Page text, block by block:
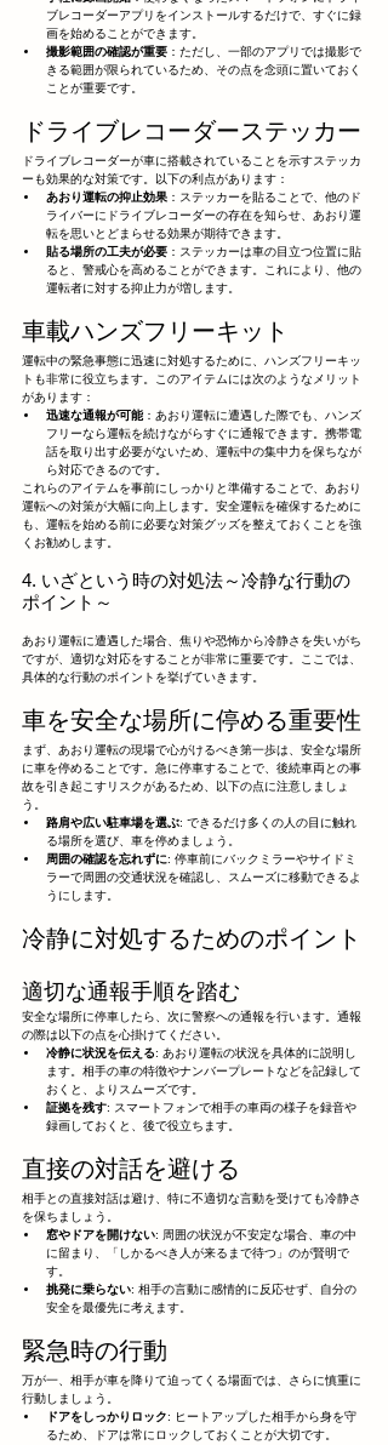
ブレコーダーアプリをインストールするだけで、すぐに録
画を始めることができます。
撮影範囲の確認が重要 ：ただし、一部のアプリでは撮影で
きる範囲が限られているため、その点を念頭に置いておく
ことが重要です。
ドライブレコーダーステッカー
ドライブレコーダーが車に搭載されていることを示すステッカ
ーも効果的な対策です。以下の利点があります：
あおり運転の抑止効果 ：ステッカーを貼ることで、他のド
ライバーにドライブレコーダーの存在を知らせ、あおり運
転を思いとどまらせる効果が期待できます。
貼る場所の工夫が必要 ：ステッカーは車の目立つ位置に貼
ると、警戒心を高めることができます。これにより、他の
運転者に対する抑止力が増します。
車載ハンズフリーキット
運転中の緊急事態に迅速に対処するために、ハンズフリーキッ
トも非常に役立ちます。このアイテムには次のようなメリット
があります：
迅速な通報が可能 ：あおり運転に遭遇した際でも、ハンズ
フリーなら運転を続けながらすぐに通報できます。携帯電
話を取り出す必要がないため、運転中の集中力を保ちなが
ら対応できるのです。
これらのアイテムを事前にしっかりと準備することで、あおり
運転への対策が大幅に向上します。安全運転を確保するために
も、運転を始める前に必要な対策グッズを整えておくことを強
くお勧めします。
4. いざという時の対処法～冷静な行動の
ポイント～
あおり運転に遭遇した場合、焦りや恐怖から冷静さを失いがち
ですが、適切な対応をすることが非常に重要です。ここでは、
具体的な行動のポイントを挙げていきます。
車を安全な場所に停める重要性
まず、あおり運転の現場で心がけるべき第一歩は、安全な場所
に車を停めることです。急に停車することで、後続車両との事
故を引き起こすリスクがあるため、以下の点に注意しましょ
う。
路肩や広い駐車場を選ぶ: できるだけ多くの人の目に触れ
る場所を選び、車を停めましょう。
周囲の確認を忘れずに: 停車前にバックミラーやサイドミ
ラーで周囲の交通状況を確認し、スムーズに移動できるよ
うにします。
冷静に対処するためのポイント
適切な通報手順を踏む
安全な場所に停車したら、次に警察への通報を行います。通報
の際は以下の点を心掛けてください。
冷静に状況を伝える: あおり運転の状況を具体的に説明し
ます。相手の車の特徴やナンバープレートなどを記録して
おくと、よりスムーズです。
証拠を残す: スマートフォンで相手の車両の様子を録音や
録画しておくと、後で役立ちます。
直接の対話を避ける
相手との直接対話は避け、特に不適切な言動を受けても冷静さ
を保ちましょう。
窓やドアを開けない: 周囲の状況が不安定な場合、車の中
に留まり、「しかるべき人が来るまで待つ」のが賢明で
す。
挑発に乗らない: 相手の言動に感情的に反応せず、自分の
安全を最優先に考えます。
緊急時の行動
万が一、相手が車を降りて迫ってくる場面では、さらに慎重に
行動しましょう。
ドアをしっかりロック: ヒートアップした相手から身を守
るため、ドアは常にロックしておくことが大切です。